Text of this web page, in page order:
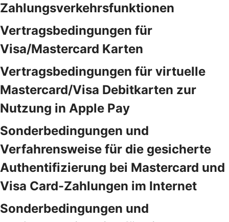
Zahlungsverkehrsfunktionen
Vertragsbedingungen für
Visa/Mastercard Karten
Vertragsbedingungen für virtuelle
Mastercard/Visa Debitkarten zur
Nutzung in Apple Pay
Sonderbedingungen und
Verfahrensweise für die gesicherte
Authentifizierung bei Mastercard und
Visa Card-Zahlungen im Internet
Sonderbedingungen und